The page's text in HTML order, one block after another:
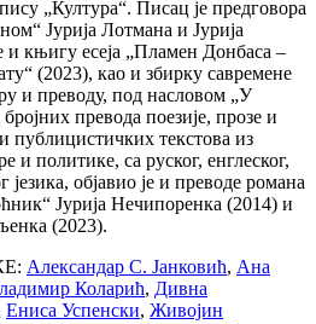
„Култура“. Писац је предговора
Јурија Лотмана и Јурија
и књигу есеја „Пламен Донбаса –
(2023), као и збирку савремене
и преводу, под насловом „У
превода поезије, прозе и
публицистичких текстова из
и политике, са руског, енглеског,
језика, објавио је и преводе романа
Јурија Нечипоренка (2014) и
(2023).
Александар С. Јанковић, Ана
Коларић, Дивна
Ениса Успенски, Живојин